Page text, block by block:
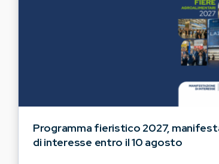
Programma fieristico 2027,
di interesse entro il 10 agosto